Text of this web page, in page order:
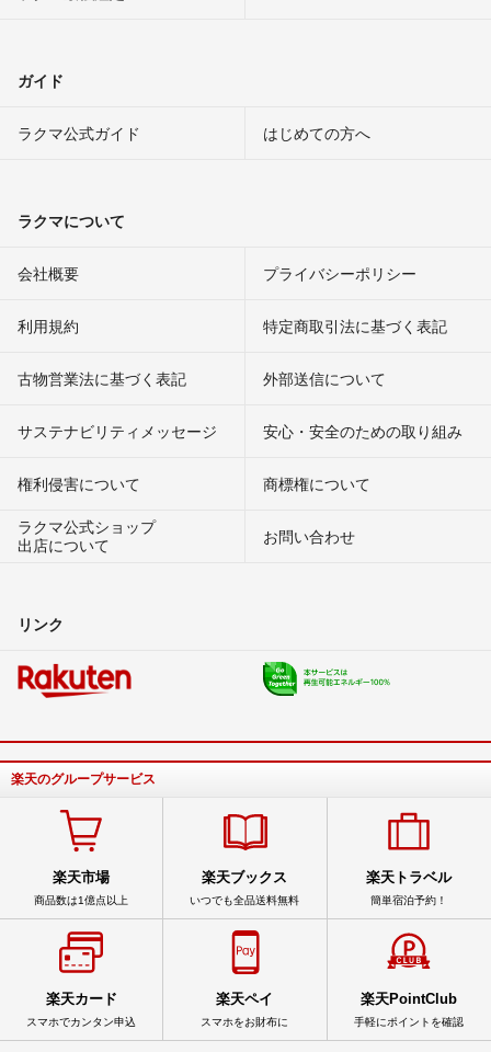
ガイド
ラクマ公式ガイド はじめての方へ
ラクマについて
会社概要 プライバシーポリシー
利用規約 特定商取引法に基づく表記
古物営業法に基づく表記 外部送信について
サステナビリティメッセージ 安心・安全のための取り組み
権利侵害について
商標権について
ラクマ公式ショップ
出店について
お問い合わせ
リンク
楽天のグループサービス
楽天市場
商品数は1億点以上
楽天ブックス
いつでも全品送料無料
楽天トラベル
簡単宿泊予約！
楽天カード
スマホでカンタン申込
楽天ペイ
スマホをお財布に
楽天PointClub
手軽にポイントを確認